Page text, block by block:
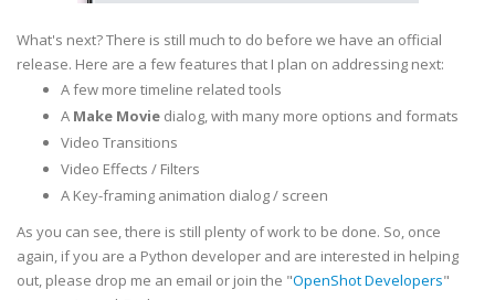
What's next? There is still much to do before we have an official
release. Here are a few features that I plan on addressing next:
A few more timeline related tools
A Make Movie dialog, with many more options and formats
Video Transitions
Video Effects / Filters
A Key-framing animation dialog / screen
As you can see, there is still plenty of work to be done. So, once
again, if you are a Python developer and are interested in helping
out, please drop me an email or join the "OpenShot Developers"